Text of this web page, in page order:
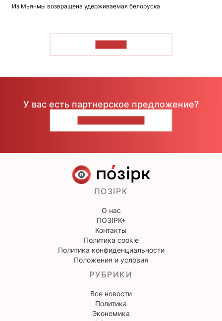
Из Мьянмы возвращена удерживаемая белоруска
У вас есть партнерское предложение?
ПОЗІРК
О нас
ПОЗІРК+
Контакты
Политика cookie
Политика конфиденциальности
Положения и условия
РУБРИКИ
Все новости
Политика
Экономика